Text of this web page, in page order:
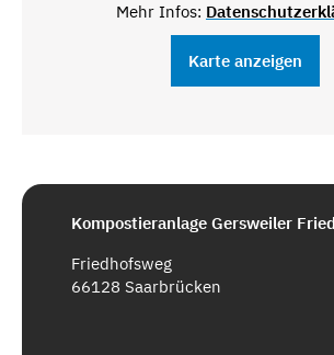
Mehr Infos:
Karte anzeigen
Kompostieranlage Gersweiler
Friedhofsweg
66128 Saarbrücken